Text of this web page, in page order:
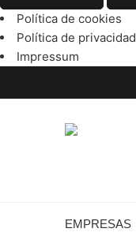
Política de cookies
Política de privacidad
Impressum
EMPRESAS